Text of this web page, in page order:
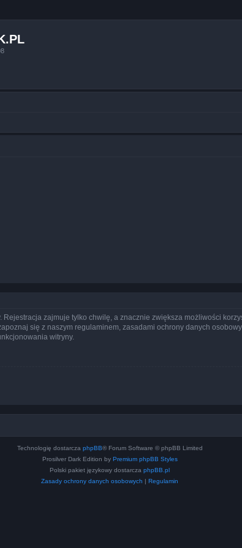
zajmuje tylko chwilę, a znacznie zwiększa możliwości
się z naszym regulaminem, zasadami ochrony danych
witryny.
Technologię dostarcza phpBB® Forum Software © phpBB Limited
Prosilver Dark Edition by Premium phpBB Styles
Polski pakiet językowy dostarcza phpBB.pl
Zasady ochrony danych osobowych | Regulamin